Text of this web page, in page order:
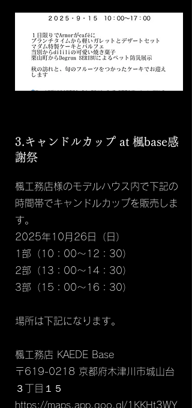
​3.キャンドルカップ at 楓base感
謝祭
楓工務店様のモデルハウス内で下記の
時間帯でキャンドルカップを販売しま
す。
2025年10月26日（日）
1部（10：00～12：30）
2部（13：00～14：30）
3部（15：00～16：30）
場所は下記になります。
楓工務店 KAEDE Base
〒619-0218 京都府木津川市城山台
３丁目１５
https://maps.app.goo.gl/1KKHt3WY